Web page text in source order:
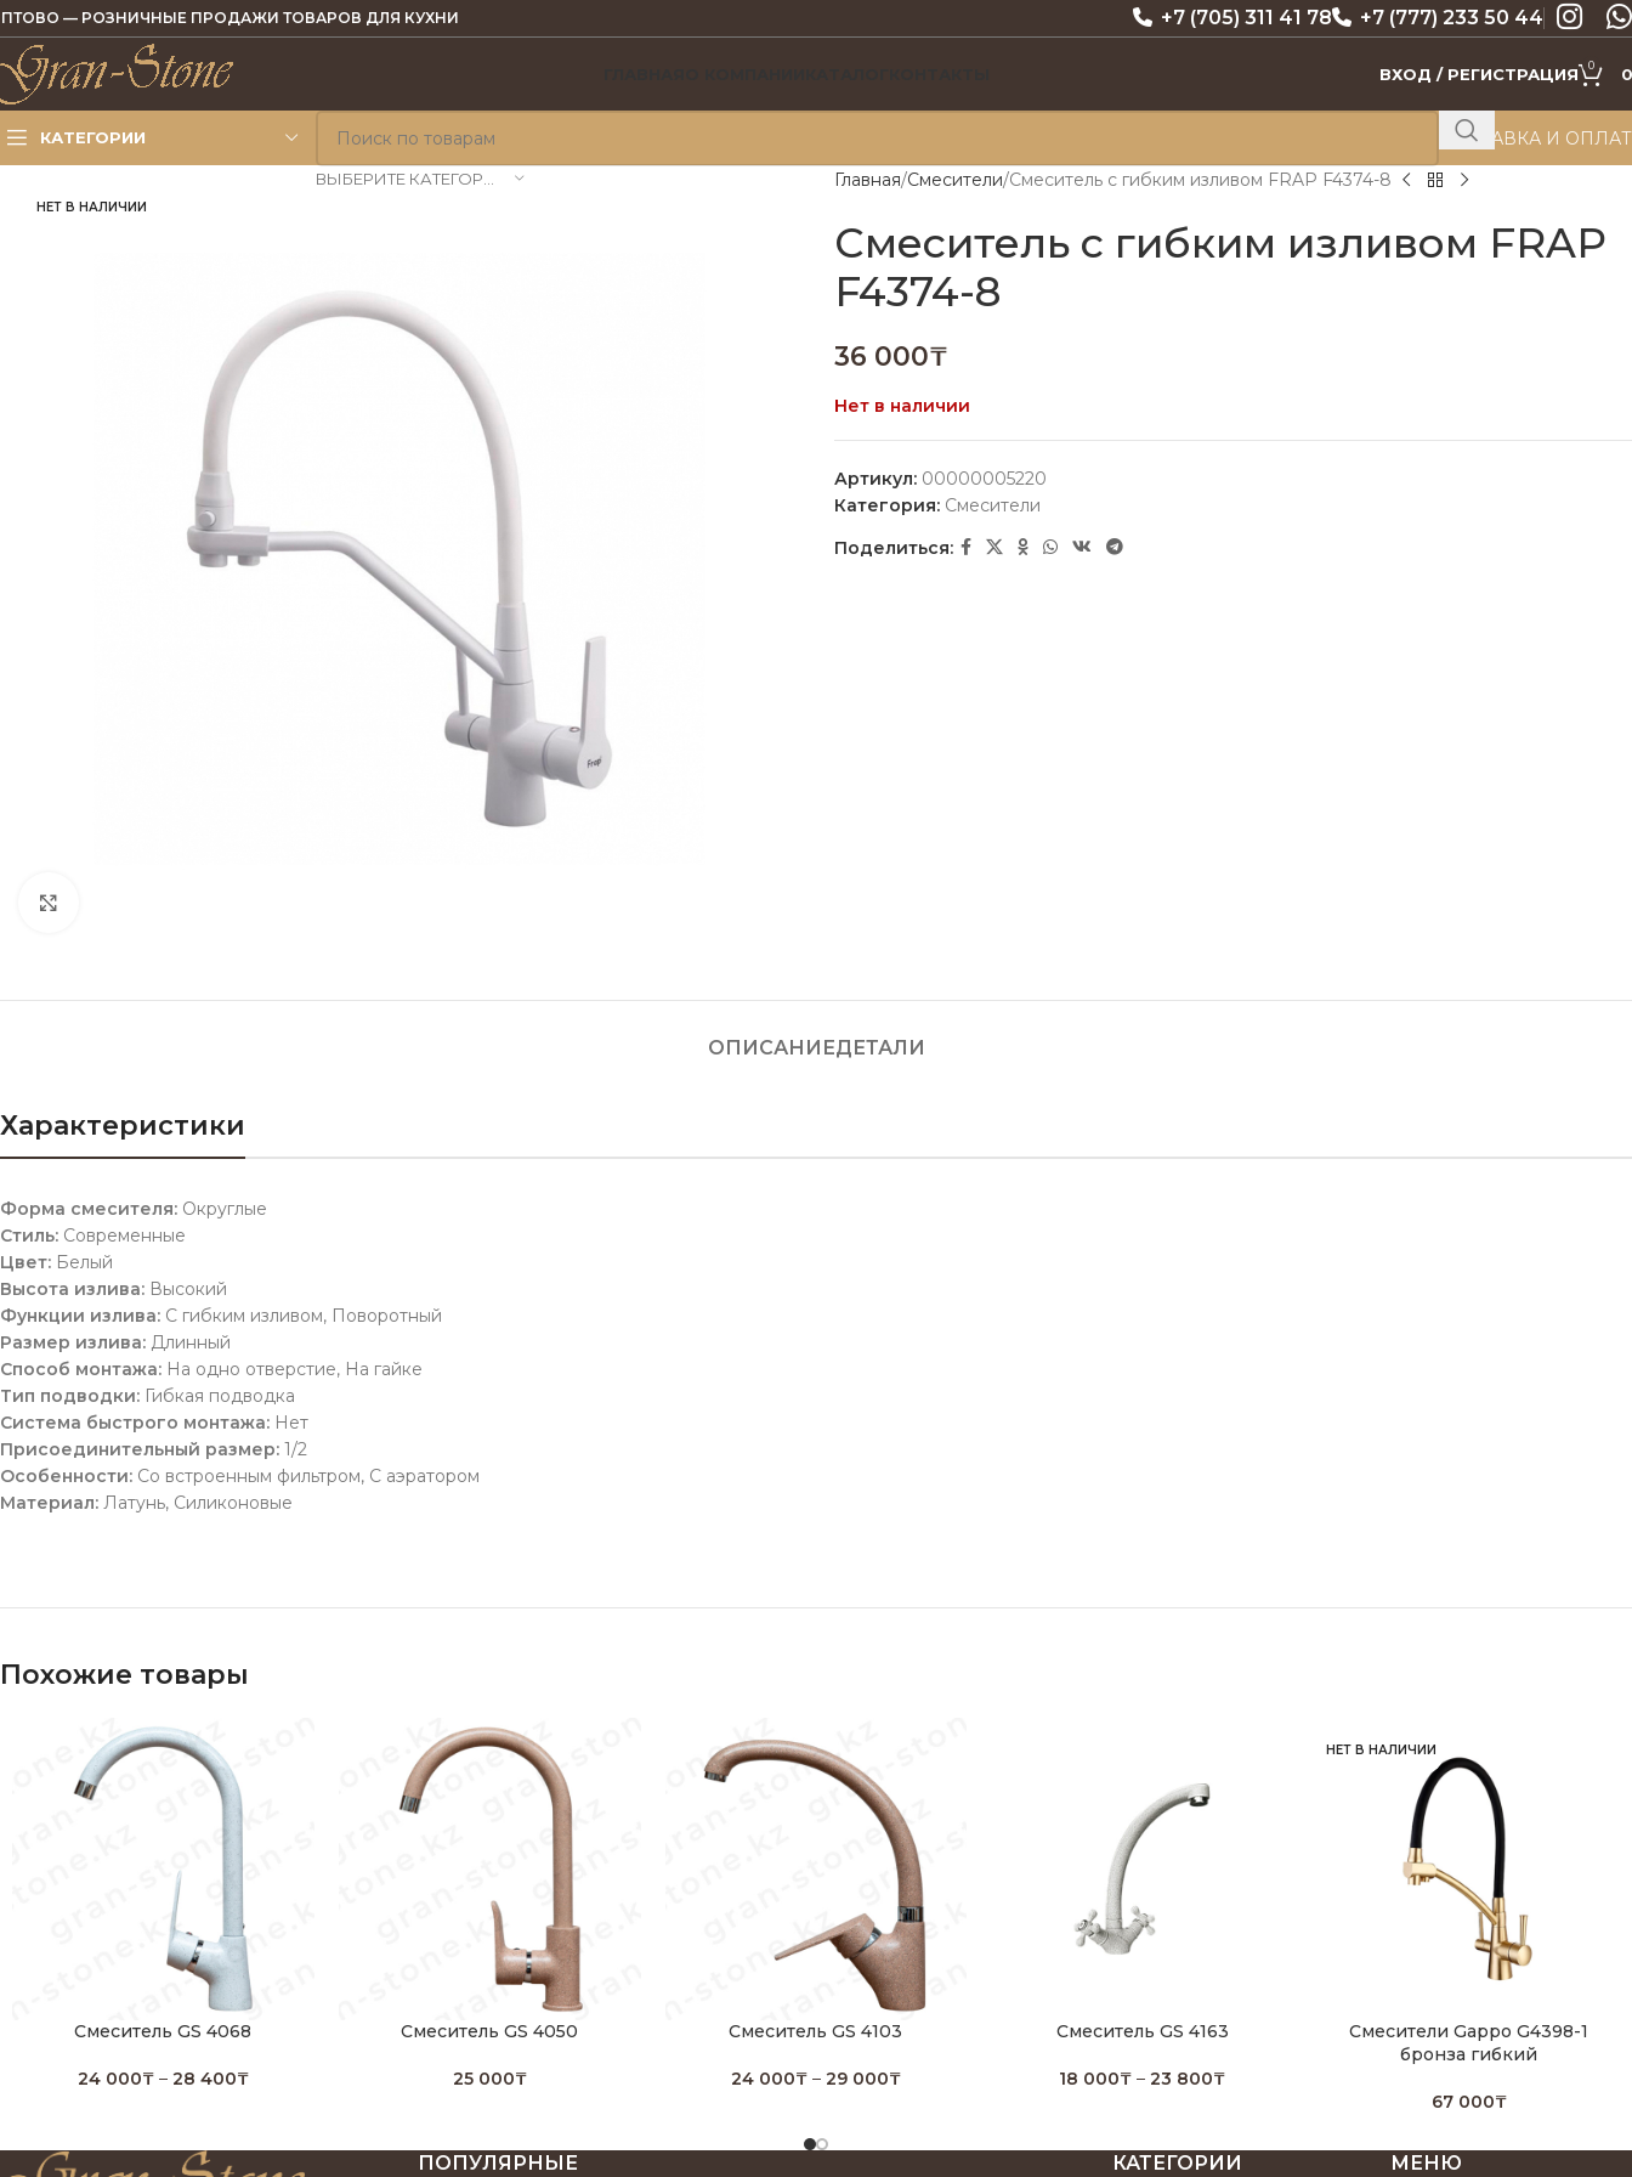
— РОЗНИЧНЫЕ ПРОДАЖИ ТОВАРОВ ДЛЯ КУХНИ +7 (705) 311 41 78 +7 (777) 233 50 44
ВХОД / РЕГИСТРАЦИЯ 0 0
КАТЕГОРИИ ДОСТАВКА И
НЕТ В НАЛИЧИИ
Главная Смесители Смеситель с гибким изливом FRAP F4374-8
Смеситель с гибким изливом FRAP
F4374-8
36 000₸
Нет в наличии
Артикул: 00000005220
Категория: Смесители
Поделиться:
ОПИСАНИЕДЕТАЛИ
Характеристики
Форма смесителя: Округлые
Стиль: Современные
Цвет: Белый
Высота излива: Высокий
Функции излива: С гибким изливом, Поворотный
Размер излива: Длинный
Способ монтажа: На одно отверстие, На гайке
Тип подводки: Гибкая подводка
Система быстрого монтажа: Нет
Присоединительный размер: 1/2
Особенности: Со встроенным фильтром, С аэратором
Материал: Латунь, Силиконовые
Похожие товары
Смеситель GS 4068
24 000₸ – 28 400₸
Смеситель GS 4050
25 000₸
Смеситель GS 4103
24 000₸ – 29 000₸
Смеситель GS 4163
18 000₸ – 23 800₸
НЕТ В НАЛИЧИИ
Смесители Gappo G4398-1
бронза гибкий
67 000₸
ПОПУЛЯРНЫЕ КАТЕГОРИИ МЕНЮ